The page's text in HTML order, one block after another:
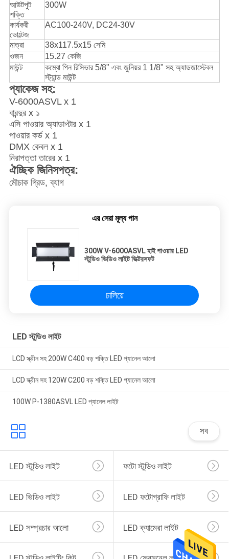
আউটপুট
শক্তি
300W
কার্যকরী
ভোল্টেজ
AC100-240V, DC24-30V
মাত্রা
38x117.5x15 সেমি
ওজন
15.27 কেজি
মাউন্ট
কম্বো পিন রিসিভার 5/8" এবং জুনিয়র 1 1/8" সহ অ্যাডজাস্টেবল
স্ট্যান্ড মাউন্ট
প্যাকেজ সহ:
V-6000ASVL x 1
বারন্দুর x ১
এসি পাওয়ার অ্যাডাপ্টার x 1
পাওয়ার কর্ড x 1
DMX কেবল x 1
নিরাপত্তা তারের x 1
ঐচ্ছিক জিনিসপত্র:
মৌচাক গ্রিড, ব্যাগ
এর সেরা মূল্য পান
300W V-6000ASVL হাই পাওয়ার LED
স্টুডিও ভিডিও লাইট ভিক্টরসফট
চালিয়ে
LED স্টুডিও লাইট
LCD স্ক্রীন সহ 200W C400 বড় শক্তি LED প্যানেল আলো
LCD স্ক্রীন সহ 120W C200 বড় শক্তি LED প্যানেল আলো
100W P-1380ASVL LED প্যানেল লাইট
সব
LED স্টুডিও লাইট ফটো স্টুডিও লাইট
LED ভিডিও লাইট LED ফটোগ্রাফি লাইট
LED সম্প্রচার আলো LED ক্যামেরা লাইট